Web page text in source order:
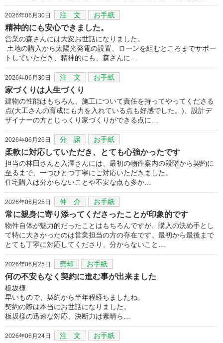
2026年06月30日 注 文 お手紙
精神的にも安心できました。
営業の森さんには大変お世話になりました。
土地の購入から太陽光発電の設置、ローンを組むところまでサポー
トしていただき、精神的にも、森さんに…
2026年06月30日 注 文 お手紙
家づくりは人生づくり
建物の性能はもちろん、施工について責任を持ってやってくださる
点(大工さんの育成にも力を入れている点も好感でした。)、設計デ
ザイナーの方とじっくり家づくりができる点に…
2026年06月26日 分 譲 お手紙
柔軟に対応していただき、とても心強かったです
担当の林田さんと入澤さんには、最初の物件案内の段階から契約に
至るまで、一つひとつ丁寧にご対応いただきました。
住宅購入は分からないことや不安な点も多か…
2026年06月25日 仲 介 お手紙
常に親身に寄り添ってくださったことが印象的です
物件自体が魅力的だったことはもちろんですが、購入の決め手とし
て特に大きかったのは営業担当の方の存在です。最初から最後まで
とても丁寧に対応してくださり、分からないこと…
2026年06月25日 売却 お手紙
何の不安もなく契約に進む事が出来ました
板坂様
早いもので、契約から半年程経ちましたね。
契約の際は本当にお世話になりました。
板坂様の迅速な対応、決断力は素晴ら…
2026年06月24日 注 文 お手紙